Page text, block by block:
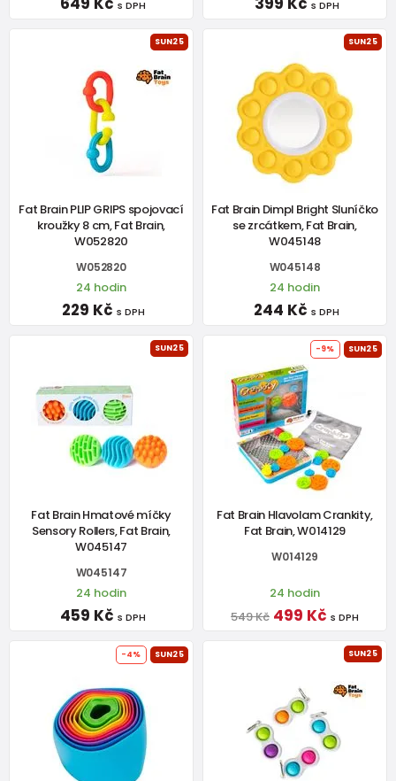
s DPH s DPH
SUN25
Fat Brain PLIP GRIPS spojovací
kroužky 8 cm, Fat Brain,
W052820
W052820
24 hodin
229 Kč s DPH
SUN25
Fat Brain Dimpl Bright Sluníčko
se zrcátkem, Fat Brain,
W045148
W045148
24 hodin
244 Kč s DPH
SUN25
Fat Brain Hmatové míčky
Sensory Rollers, Fat Brain,
W045147
W045147
24 hodin
459 Kč s DPH
-9% SUN25
Fat Brain Hlavolam Crankity,
Fat Brain, W014129
W014129
24 hodin
549 Kč 499 Kč s DPH
-4% SUN25 SUN25